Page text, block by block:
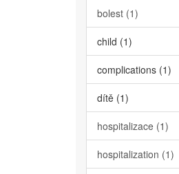
bolest (1)
child (1)
complications (1)
dítě (1)
hospitalizace (1)
hospitalization (1)